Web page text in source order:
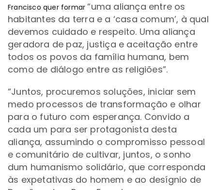
Francisco quer formar“uma aliança entre os
habitantes da terra e a ‘casa comum’, à qual
devemos cuidado e respeito. Uma aliança
geradora de paz, justiça e aceitação entre
todos os povos da família humana, bem
como de diálogo entre as religiões”.
“Juntos, procuremos soluções, iniciar sem
medo processos de transformação e olhar
para o futuro com esperança. Convido a
cada um para ser protagonista desta
aliança, assumindo o compromisso pessoal
e comunitário de cultivar, juntos, o sonho
dum humanismo solidário, que corresponda
às expetativas do homem e ao desígnio de